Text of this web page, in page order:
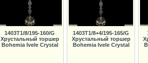
1403T1/8/195-160/G
Хрустальный торшер
Bohemia Ivele Crystal
1403T1/8+4/195-165/G
Хрустальный торшер
Bohemia Ivele Crystal